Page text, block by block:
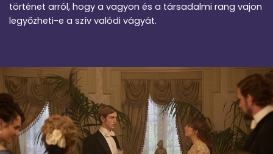
történet arról, hogy a vagyon és a társadalmi rang vajon
legyőzheti-e a szív valódi vágyát.